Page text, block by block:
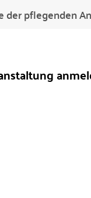
pflegenden